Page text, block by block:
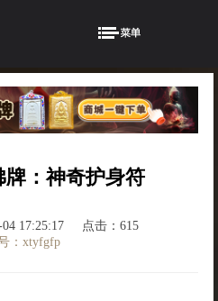
：神奇护身符
17:25:17
点击：615
：xtyfgfp